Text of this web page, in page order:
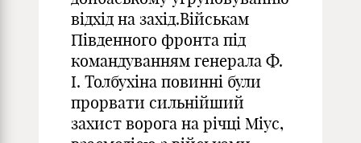
відхід на захід.Військам
Південного фронта під
командуванням генерала Ф.
І. Толбухіна повинні були
прорвати сильнійший
захист ворога на річці Міус,